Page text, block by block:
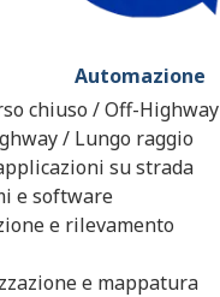
Automazione
chiuso / Off-Highway
/ Lungo raggio
su strada
e software
e rilevamento
e mappatura